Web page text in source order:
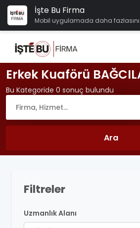
İşte Bu Firma
Mobil uygulamada daha fazlasını
Erkek Kuaförü
Bu Kategoride 0 sonuç bulundu
Filtreler
Uzmanlık Alanı